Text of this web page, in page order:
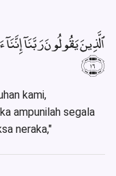
ٱلَّذِينَ يَقُولُونَ رَبَّنَآ
﴿١٦﴾
kami,
ampunilah segala
neraka,"